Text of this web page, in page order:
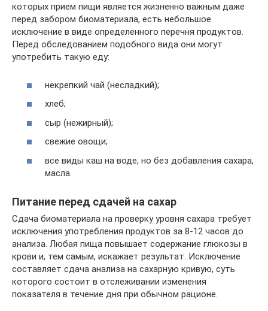
которых прием пищи является жизненно важным даже
перед забором биоматериала, есть небольшое
исключение в виде определенного перечня продуктов.
Перед обследованием подобного вида они могут
употребить такую еду:
некрепкий чай (несладкий);
хлеб;
сыр (нежирный);
свежие овощи;
все виды каш на воде, но без добавления сахара,
масла.
Питание перед сдачей на сахар
Сдача биоматериала на проверку уровня сахара требует
исключения употребления продуктов за 8-12 часов до
анализа. Любая пища повышает содержание глюкозы в
крови и, тем самым, искажает результат. Исключение
составляет сдача анализа на сахарную кривую, суть
которого состоит в отслеживании изменения
показателя в течение дня при обычном рационе.